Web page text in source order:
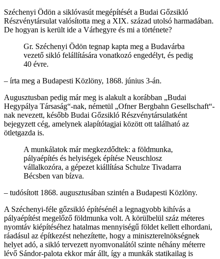
Széchenyi Ödön a siklóvasút megépítését a Budai Gőzsikló
Részvénytársulat valósította meg a XIX. század utolsó harmadában.
De hogyan is került ide a Várhegyre és mi a története?
Gr. Széchenyi Ödön tegnap kapta meg a Budavárba
vezető sikló felállítására vonatkozó engedélyt, és pedig
40 évre.
– írta meg a Budapesti Közlöny, 1868. június 3-án.
Augusztusban pedig már meg is alakult a korábban „Budai
Hegypálya Társaság“-nak, németül „Ofner Bergbahn Gesellschaft“-
nak nevezett, később Budai Gőzsikló Részvénytársulatként
bejegyzett cég, amelynek alapítótagjai között ott található az
ötletgazda is.
A munkálatok már megkezdődtek: a földmunka,
pályaépítés és helyiségek építése Neuschlosz
vállalkozóra, a gépezet kiállítása Schulze Tivadarra
Bécsben van bízva.
– tudósított 1868. augusztusában szintén a Budapesti Közlöny.
A Széchenyi-féle gőzsikló építésénél a legnagyobb kihívás a
pályaépítést megelőző földmunka volt. A körülbelül száz méteres
nyomtáv kiépítéséhez hatalmas mennyiségű földet kellett elhordani,
ráadásul az építkezést nehezítette, hogy a miniszterelnökségnek
helyet adó, a sikló tervezett nyomvonalától szinte néhány méterre
lévő Sándor-palota ekkor már állt, így a munkák statikailag is